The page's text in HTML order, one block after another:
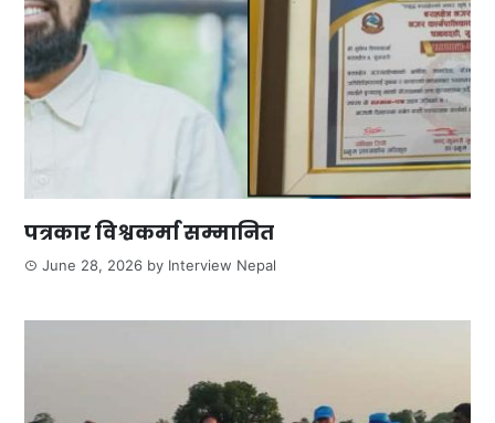
पत्रकार विश्वकर्मा सम्मानित
June 28, 2026 by Interview Nepal